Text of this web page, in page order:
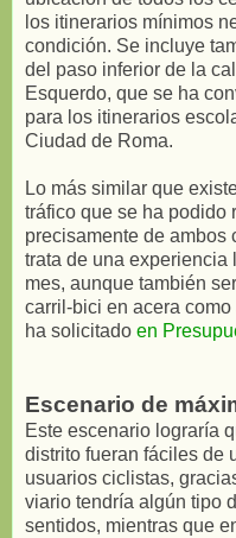
los itinerarios mínimos
condición. Se incluye
del paso inferior de la
Esquerdo, que se ha
para los itinerarios
Ciudad de Roma.
Lo más similar que
tráfico que se ha podido
precisamente de ambos
trata de una experiencia
mes, aunque también
carril-bici en acera
ha solicitado en
Escenario de
Este escenario lograría
distrito fueran fáciles de
usuarios ciclistas,
viario tendría algún tipo
sentidos, mientras que